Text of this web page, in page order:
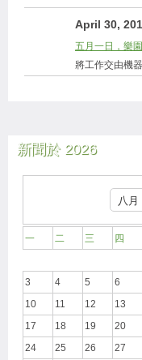
April 30,
五月一日，樂
將工作交由機
新聞於 2026
一 二 三 四
3
4 5 6
10
11 12 13
17
18 19 20
24
25 26 27